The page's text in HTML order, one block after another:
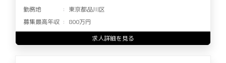
勤務地
東京都品川区
募集最高年収
800万円
求人詳細を見る